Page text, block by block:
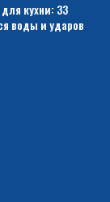
кухни: 33
воды и ударов